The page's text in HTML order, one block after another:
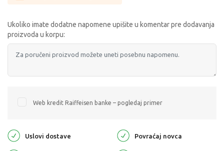
Ukoliko imate dodatne napomene upišite u komentar pre dodavanja
proizvoda u korpu:
Web kredit Raiffeisen banke – pogledaj primer
Uslovi dostave Povraćaj novca